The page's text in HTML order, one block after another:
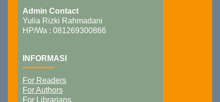
Admin Contact
Yulia Rizki Rahmadani
HP/Wa : 081269300866
INFORMASI
For Readers
For Authors
For Librarians